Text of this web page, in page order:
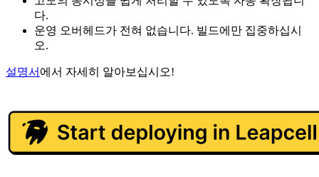
다.
운영 오버헤드가 전혀 없습니다. 빌드에만 집중하십시
오.
설명서 에서 자세히 알아보십시오!